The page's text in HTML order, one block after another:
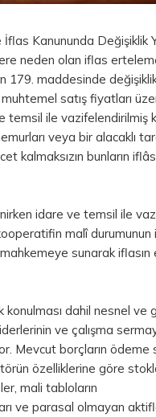
Kanununda Değişiklik
neden olan iflas
179. maddesinde
satış fiyatları
temsil ile vazifelendirilmiş
veya bir alacaklı
bunların
idare ve temsil ile
malî durumunun
sunarak iflasın
dahil nesnel ve
ve çalışma
Mevcut borçların ödeme
özelliklerine göre
mali tabloların
ve parasal olmayan